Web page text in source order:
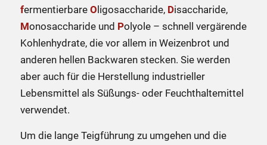
fermentierbare O ligosaccharide, Disaccharide,
Monosaccharide und Polyole – schnell vergärende
Kohlenhydrate, die vor allem in Weizenbrot und
anderen hellen Backwaren stecken. Sie werden
aber auch für die Herstellung industrieller
Lebensmittel als Süßungs- oder Feuchthaltemittel
verwendet.
Um die lange Teigführung zu umgehen und die